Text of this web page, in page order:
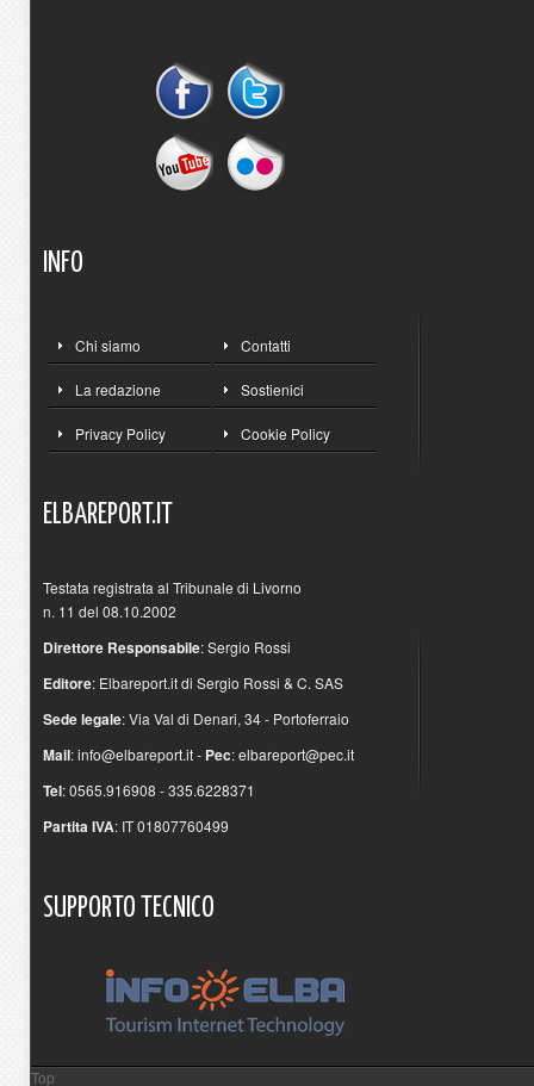
INFO
Chi siamo Contatti
La redazione Sostienici
Privacy Policy Cookie Policy
ELBAREPORT.IT
Testata registrata al Tribunale di Livorno
n. 11 del 08.10.2002
Direttore Responsabile: Sergio Rossi
Editore: Elbareport.it di Sergio Rossi & C. SAS
Sede legale: Via Val di Denari, 34 - Portoferraio
Mail:info@elbareport.it- Pec:elbareport@pec.it
Tel: 0565.916908 - 335.6228371
Partita IVA: IT 01807760499
SUPPORTO TECNICO
Top